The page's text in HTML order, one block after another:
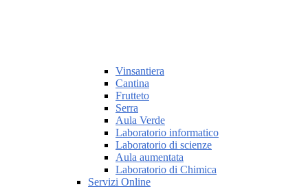
Vinsantiera
Cantina
Frutteto
Serra
Aula Verde
Laboratorio informatico
Laboratorio di scienze
Aula aumentata
Laboratorio di Chimica
Servizi Online